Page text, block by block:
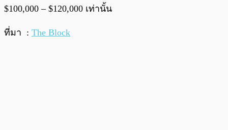
$100,000 – $120,000 เท่านั้น
ที่มา : The Block